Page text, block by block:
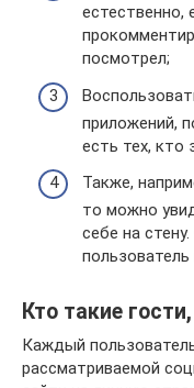
естественно,
посмотрел;
приложений,
есть тех, кто
Также,
то можно
себе на
Кто такие
Каждый
рассматриваемой